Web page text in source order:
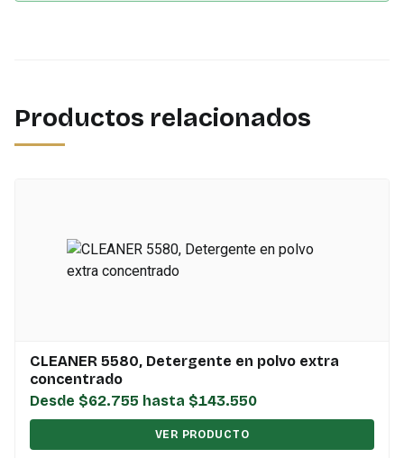
Productos relacionados
CLEANER 5580, Detergente en polvo extra
concentrado
Desde $62.755 hasta $143.550
VER PRODUCTO